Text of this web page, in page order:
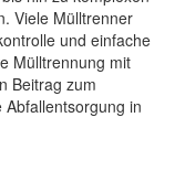
Viele Mülltrenner
und einfache
Mülltrennung mit
Beitrag zum
in